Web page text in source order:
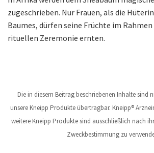
zugeschrieben. Nur Frauen, als die
Baumes, dürfen seine Früchte im
rituellen Zeremonie ernten.
Die in diesem Beitrag beschriebenen Inhalte sind
unsere Kneipp Produkte übertragbar. Kneipp®
weitere Kneipp Produkte sind ausschließlich nach
Zweckbestimmung zu